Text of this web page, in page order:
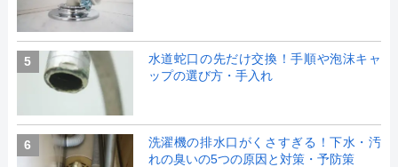
5
水道蛇口の先だけ交換！手順や泡沫キャ
ップの選び方・手入れ
6
洗濯機の排水口がくさすぎる！下水・汚
れの臭いの5つの原因と対策・予防策